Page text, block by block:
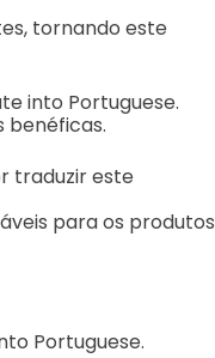
tornando este
into Portuguese.
benéficas.
traduzir este
para os produtos
Portuguese.